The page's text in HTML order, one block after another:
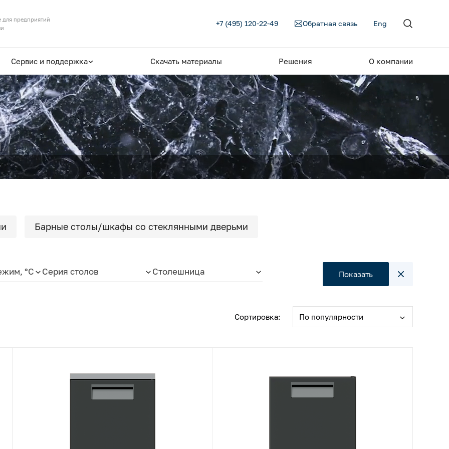
предприятий
+7 (495) 120-22-49 Обратная связь Eng
Сервис и поддержка Скачать материалы Решения О компании
Барные столы/шкафы со стеклянными дверьми
°C Серия столов Столешница Показать
Сортировка: По популярности